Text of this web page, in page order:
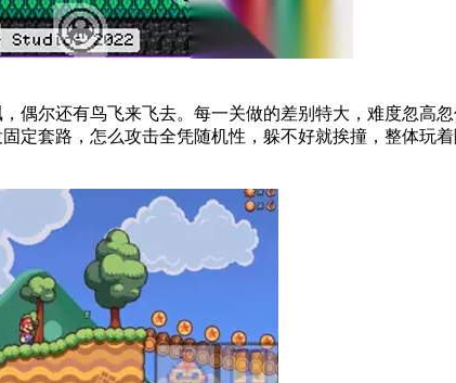
偶尔还有鸟飞来飞去。每一关做的差别特大，难度忽高
套路，怎么攻击全凭随机性，躲不好就挨撞，整体玩着随